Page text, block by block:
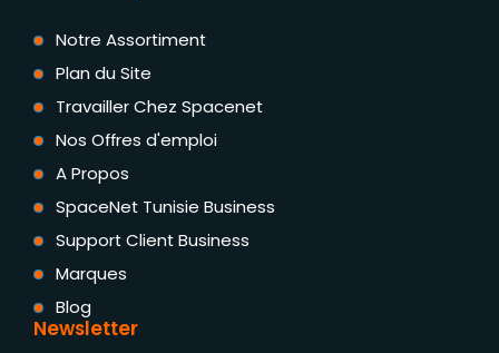
Notre Assortiment
Plan du Site
Travailler Chez Spacenet
Nos Offres d'emploi
A Propos
SpaceNet Tunisie Business
Support Client Business
Marques
Blog
Newsletter